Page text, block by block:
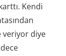
Kendi
veriyor diye